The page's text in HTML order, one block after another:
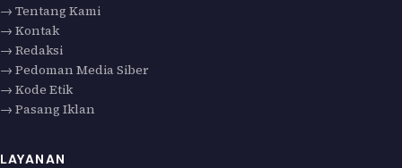
→ Tentang Kami
→ Kontak
→ Redaksi
→ Pedoman Media Siber
→ Kode Etik
→ Pasang Iklan
LAYANAN